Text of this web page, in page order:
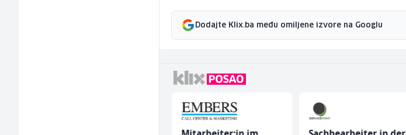
Dodajte Klix.ba među omiljene izvore na Googlu